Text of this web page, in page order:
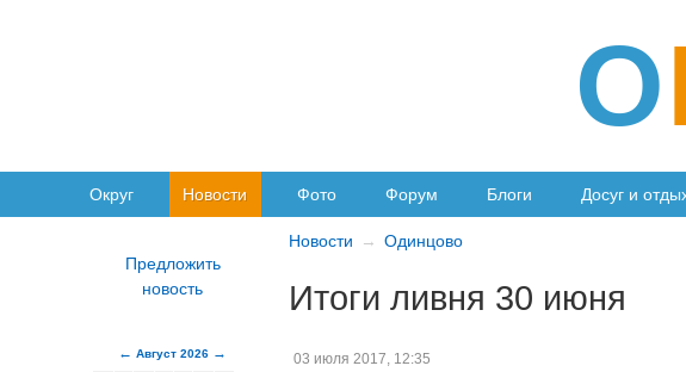
О
Округ Новости Фото Форум Блоги Досуг и
Новости Одинцово
Итоги ливня 30 июня
03 июля 2017, 12:35
Август 2026